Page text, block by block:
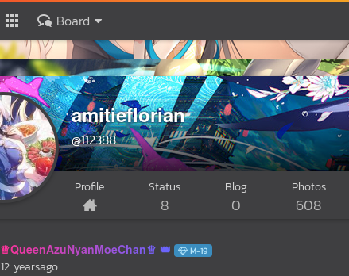
Board
amitieflorian
@112388
Profile Status
8
Blog
0
Photos
608
♕QueenAzuNyanMoeChan♕ M-19
12 yearsago